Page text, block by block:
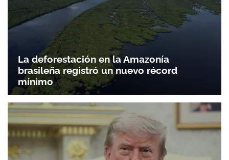
La deforestación en la Amazonía
brasileña registró un nuevo récord
mínimo